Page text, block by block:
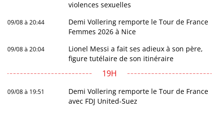
violences sexuelles
09/08 à 20:44
Demi Vollering remporte le Tour de France
Femmes 2026 à Nice
09/08 à 20:04
Lionel Messi a fait ses adieux à son père,
figure tutélaire de son itinéraire
19H
09/08 à 19:51
Demi Vollering remporte le Tour de France
avec FDJ United-Suez